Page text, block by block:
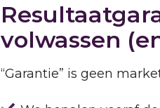
volwassen
“Garantie” is geen